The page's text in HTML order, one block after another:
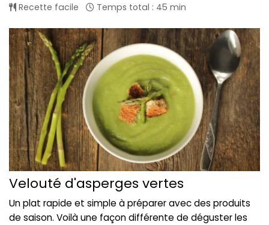
Recette facile Temps total : 45 min
Velouté d'asperges vertes
Un plat rapide et simple à préparer avec des produits
de saison. Voilà une façon différente de déguster les